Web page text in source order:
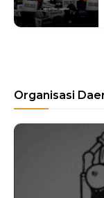
Organisasi